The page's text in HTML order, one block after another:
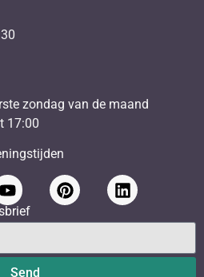
zondag van de maand
17:00
Send